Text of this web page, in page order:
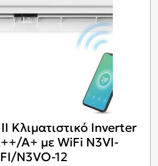
Κλιματιστικό Inverter
A+ με WiFi N3VI-
N3VO-12